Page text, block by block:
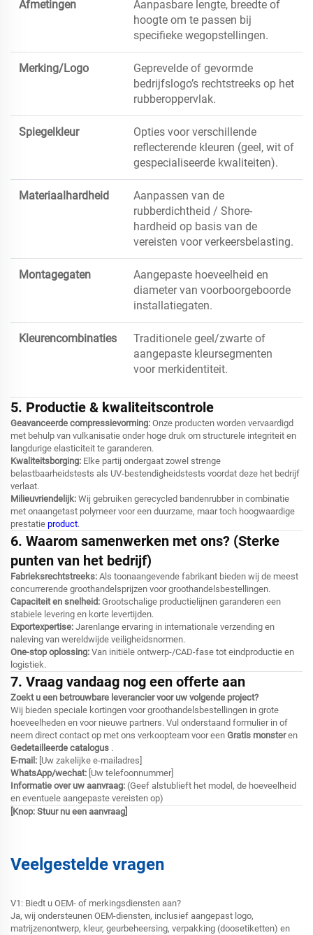
Afmetingen
Aanpasbare lengte, breedte of
hoogte om te passen bij
specifieke wegopstellingen.
Merking/Logo
Geprevelde of gevormde
bedrijfslogo’s rechtstreeks op het
rubberoppervlak.
Spiegelkleur
Opties voor verschillende
reflecterende kleuren (geel, wit of
gespecialiseerde kwaliteiten).
Materiaalhardheid
Aanpassen van de
rubberdichtheid / Shore-
hardheid op basis van de
vereisten voor verkeersbelasting.
Montagegaten
Aangepaste hoeveelheid en
diameter van voorboorgeboorde
installatiegaten.
Kleurencombinaties
Traditionele geel/zwarte of
aangepaste kleursegmenten
voor merkidentiteit.
5. Productie & kwaliteitscontrole
Geavanceerde compressievorming: Onze producten worden vervaardigd
met behulp van vulkanisatie onder hoge druk om structurele integriteit en
langdurige elasticiteit te garanderen.
Kwaliteitsborging: Elke partij ondergaat zowel strenge
belastbaarheidstests als UV-bestendigheidstests voordat deze het bedrijf
verlaat.
Milieuvriendelijk: Wij gebruiken gerecycled bandenrubber in combinatie
met onaangetast polymeer voor een duurzame, maar toch hoogwaardige
prestatie product.
6. Waarom samenwerken met ons? (Sterke
punten van het bedrijf)
Fabrieksrechtstreeks: Als toonaangevende fabrikant bieden wij de meest
concurrerende groothandelsprijzen voor groothandelsbestellingen.
Capaciteit en snelheid: Grootschalige productielijnen garanderen een
stabiele levering en korte levertijden.
Exportexpertise: Jarenlange ervaring in internationale verzending en
naleving van wereldwijde veiligheidsnormen.
One-stop oplossing: Van initiële ontwerp-/CAD-fase tot eindproductie en
logistiek.
7. Vraag vandaag nog een offerte aan
Zoekt u een betrouwbare leverancier voor uw volgende project?
Wij bieden speciale kortingen voor groothandelsbestellingen in grote
hoeveelheden en voor nieuwe partners. Vul onderstaand formulier in of
neem direct contact op met ons verkoopteam voor een Gratis monsteren
Gedetailleerde catalogus .
E-mail: [Uw zakelijke e-mailadres]
WhatsApp/wechat: [Uw telefoonnummer]
Informatie over uw aanvraag: (Geef alstublieft het model, de hoeveelheid
en eventuele aangepaste vereisten op)
[Knop: Stuur nu een aanvraag]
Veelgestelde vragen
V1: Biedt u OEM- of merkingsdiensten aan?
Ja, wij ondersteunen OEM-diensten, inclusief aangepast logo,
matrijzenontwerp, kleur, geurbeheersing, verpakking (doosetiketten) en